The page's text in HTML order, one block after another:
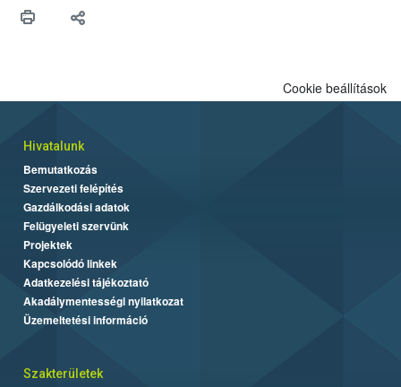
Cookie beállítások
Hivatalunk
Bemutatkozás
Szervezeti felépítés
Gazdálkodási adatok
Felügyeleti szervünk
Projektek
Kapcsolódó linkek
Adatkezelési tájékoztató
Akadálymentességi nyilatkozat
Üzemeltetési információ
Szakterületek